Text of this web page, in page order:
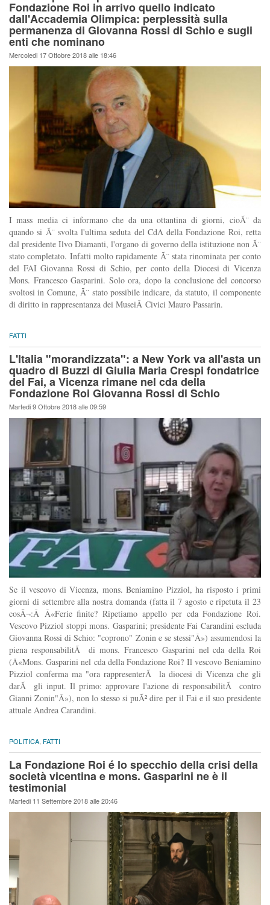
Fondazione Roi in arrivo quello indicato
dall'Accademia Olimpica: perplessità sulla
permanenza di Giovanna Rossi di Schio e sugli
enti che nominano
Mercoledi 17 Ottobre 2018 alle 18:46
I mass media ci informano che da una ottantina di giorni, cioÃ¨ da
quando si Ã¨ svolta l'ultima seduta del CdA della Fondazione Roi, retta
dal presidente Ilvo Diamanti, l'organo di governo della istituzione non Ã¨
stato completato. Infatti molto rapidamente Ã¨ stata rinominata per conto
del FAI Giovanna Rossi di Schio, per conto della Diocesi di Vicenza
Mons. Francesco Gasparini. Solo ora, dopo la conclusione del concorso
svoltosi in Comune, Ã¨ stato possibile indicare, da statuto, il componente
di diritto in rappresentanza dei MuseiÂ Civici Mauro Passarin.
FATTI
L'Italia "morandizzata": a New York va all'asta un
quadro di Buzzi di Giulia Maria Crespi fondatrice
del Fai, a Vicenza rimane nel cda della
Fondazione Roi Giovanna Rossi di Schio
Martedi 9 Ottobre 2018 alle 09:59
Se il vescovo di Vicenza, mons. Beniamino Pizziol, ha risposto i primi
giorni di settembre alla nostra domanda (fatta il 7 agosto e ripetuta il 23
cosÃ¬:Â Â«Ferie finite? Ripetiamo appello per cda Fondazione Roi.
Vescovo Pizziol stoppi mons. Gasparini; presidente Fai Carandini escluda
Giovanna Rossi di Schio: "coprono" Zonin e se stessi"Â») assumendosi la
piena responsabilitÃ di mons. Francesco Gasparini nel cda della Roi
(Â«Mons. Gasparini nel cda della Fondazione Roi? Il vescovo Beniamino
Pizziol conferma ma "ora rappresenterÃ la diocesi di Vicenza che gli
darÃ gli input. Il primo: approvare l'azione di responsabilitÃ contro
Gianni Zonin"Â»), non lo stesso si puÃ² dire per il Fai e il suo presidente
attuale Andrea Carandini.
POLITICA FATTI
La Fondazione Roi é lo specchio della crisi della
società vicentina e mons. Gasparini ne è il
testimonial
Martedi 11 Settembre 2018 alle 20:46